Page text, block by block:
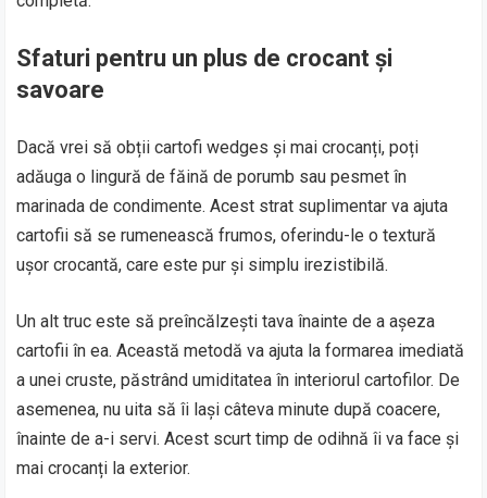
Sfaturi pentru un plus de crocant și
savoare
Dacă vrei să obții cartofi wedges și mai crocanți, poți
adăuga o lingură de făină de porumb sau pesmet în
marinada de condimente. Acest strat suplimentar va ajuta
cartofii să se rumenească frumos, oferindu-le o textură
ușor crocantă, care este pur și simplu irezistibilă.
Un alt truc este să preîncălzești tava înainte de a așeza
cartofii în ea. Această metodă va ajuta la formarea imediată
a unei cruste, păstrând umiditatea în interiorul cartofilor. De
asemenea, nu uita să îi lași câteva minute după coacere,
înainte de a-i servi. Acest scurt timp de odihnă îi va face și
mai crocanți la exterior.